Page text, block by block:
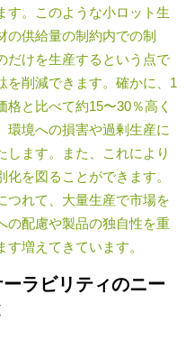
す。このような小ロット生
の供給量の制約内での制
だけを生産するという点で
を削減できます。確かに、1
と比べて約15〜30％高く
環境への損害や過剰生産に
します。また、これにより
を図ることができます。
つれて、大量生産で市場を
の配慮や製品の独自性を重
増えてきています。
ラビリティのニー